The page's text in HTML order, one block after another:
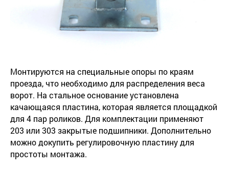
Монтируются на специальные опоры по краям
проезда, что необходимо для распределения веса
ворот. На стальное основание установлена
качающаяся пластина, которая является площадкой
для 4 пар роликов. Для комплектации применяют
203 или 303 закрытые подшипники. Дополнительно
можно докупить регулировочную пластину для
простоты монтажа.